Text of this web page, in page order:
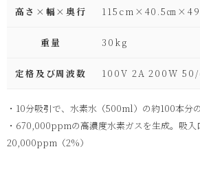
高さ×幅×奥行 115cm×40.5㎝
重量 30kg
定格及び周波数 100V 2A 200W
・10分吸引で、水素水（500ml）の約100本分
・670,000ppmの高濃度水素ガスを生成。吸入
20,000ppm（2%）